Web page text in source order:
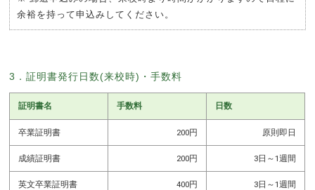
余裕を持って申込みしてください。
3．証明書発行日数(来校時)・手数料
証明書名 手数料 日数
卒業証明書 200円 原則即日
成績証明書 200円 3日～1週間
英文卒業証明書 400円 3日～1週間